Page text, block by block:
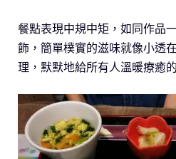
餐點表現中規中矩，如同作品
飾，簡單樸實的滋味就像小透
理，默默地給所有人溫暖療癒